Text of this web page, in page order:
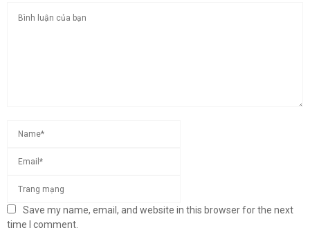
Save my name, email, and website in this browser for the next
time I comment.